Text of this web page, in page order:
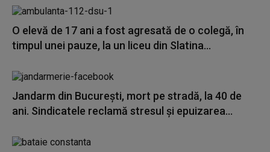
O elevă de 17 ani a fost agresată de o colegă, în
timpul unei pauze, la un liceu din Slatina...
Jandarm din Bucureşti, mort pe stradă, la 40 de
ani. Sindicatele reclamă stresul şi epuizarea...